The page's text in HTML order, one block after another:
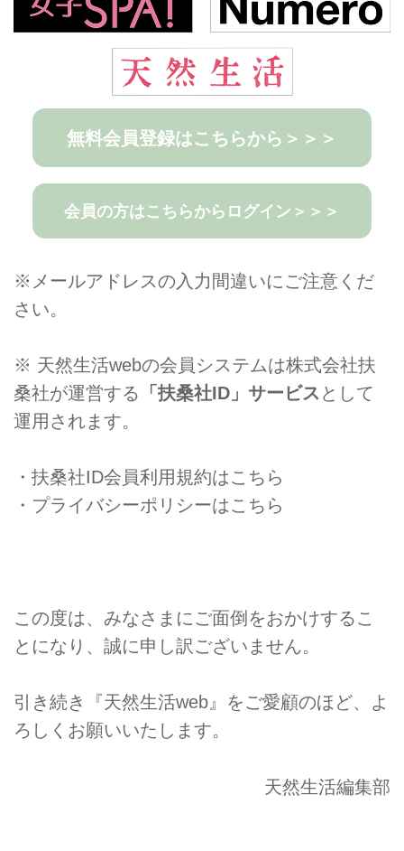
無料会員登録はこちらから＞＞＞
会員の方はこちらからログイン＞＞＞
※メールアドレスの入力間違いにご注意くだ
さい。
※ 天然生活webの会員システムは株式会社扶
桑社が運営する 「扶桑社ID」サービス として
運用されます。
・ 扶桑社ID会員利用規約はこちら
・ プライバシーポリシーはこちら
この度は、みなさまにご面倒をおかけするこ
とになり、誠に申し訳ございません。
引き続き『天然生活web』をご愛顧のほど、よ
ろしくお願いいたします。
天然生活編集部